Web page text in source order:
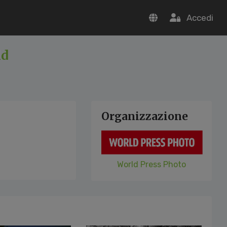
Accedi
Organizzazione
World Press Photo